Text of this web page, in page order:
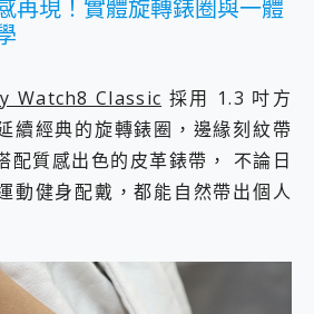
再現！實體旋轉錶圈與一體
Watch8 Classic 採用 1.3 吋方
續經典的旋轉錶圈，邊緣刻紋帶
配質感出色的皮革錶帶， 不論日
動健身配戴，都能自然帶出個人